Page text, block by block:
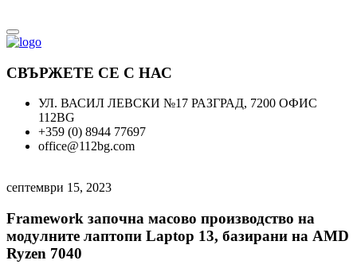
СВЪРЖЕТЕ СЕ С НАС
УЛ. ВАСИЛ ЛЕВСКИ №17 РАЗГРАД, 7200 ОФИС
112BG
+359 (0) 8944 77697
office@112bg.com
септември 15, 2023
Framework започна масово производство на
модулните лаптопи Laptop 13, базирани на AMD
Ryzen 7040